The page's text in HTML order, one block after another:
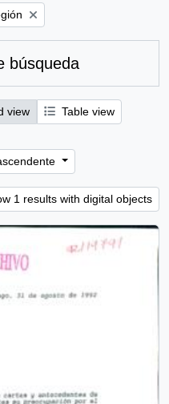
búsqueda
view
Table view
1 results with digital objects